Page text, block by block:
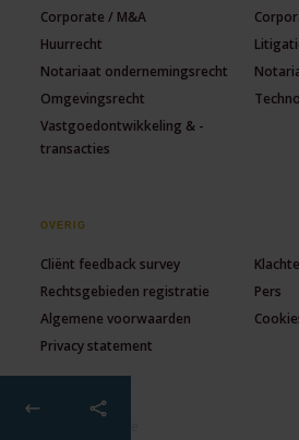
Corporate / M&A
Huurrecht
Notariaat ondernemingsrecht
Omgevingsrecht
Vastgoedontwikkeling & -
transacties
OVERIG
Cliënt feedback survey
Rechtsgebieden registratie
Pers
Algemene voorwaarden
Privacy statement